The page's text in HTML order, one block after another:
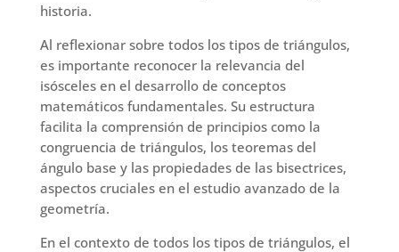
historia.
Al reflexionar sobre todos los tipos de triángulos,
es importante reconocer la relevancia del
isósceles en el desarrollo de conceptos
matemáticos fundamentales. Su estructura
facilita la comprensión de principios como la
congruencia de triángulos, los teoremas del
ángulo base y las propiedades de las bisectrices,
aspectos cruciales en el estudio avanzado de la
geometría.
En el contexto de todos los tipos de triángulos, el